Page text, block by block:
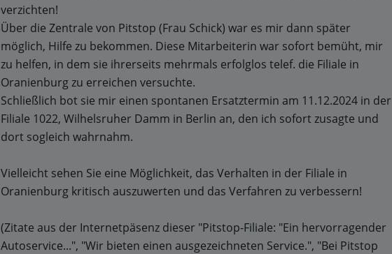
verzichten!
Über die Zentrale von Pitstop (Frau Schick) war es mir dann später
möglich, Hilfe zu bekommen. Diese Mitarbeiterin war sofort bemüht, mir
zu helfen, in dem sie ihrerseits mehrmals erfolglos telef. die Filiale in
Oranienburg zu erreichen versuchte.
Schließlich bot sie mir einen spontanen Ersatztermin am 11.12.2024 in der
Filiale 1022, Wilhelsruher Damm in Berlin an, den ich sofort zusagte und
dort sogleich wahrnahm.
Vielleicht sehen Sie eine Möglichkeit, das Verhalten in der Filiale in
Oranienburg kritisch auszuwerten und das Verfahren zu verbessern!
(Zitate aus der Internetpäsenz dieser "Pitstop-Filiale: "Ein hervorragender
Autoservice...", "Wir bieten einen ausgezeichneten Service.", "Bei Pitstop